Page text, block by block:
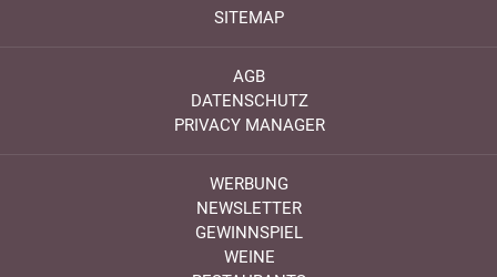
SITEMAP
AGB
DATENSCHUTZ
PRIVACY MANAGER
WERBUNG
NEWSLETTER
GEWINNSPIEL
WEINE